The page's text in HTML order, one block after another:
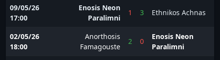
09/05/26
17:00
Enosis Neon
Paralimni
1 3 Ethnikos Achnas
02/05/26
18:00
Anorthosis
Famagouste
2 0
Enosis Neon
Paralimni